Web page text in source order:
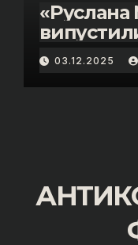
«Руслана
03.12.2025